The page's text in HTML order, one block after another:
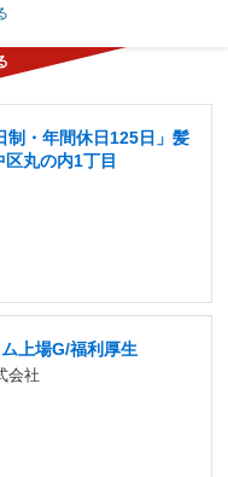
制・年間休日125日」髪
丸の内1丁目
上場G/福利厚生
会社